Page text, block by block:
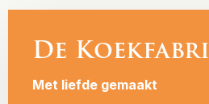
De
Met liefde gemaakt